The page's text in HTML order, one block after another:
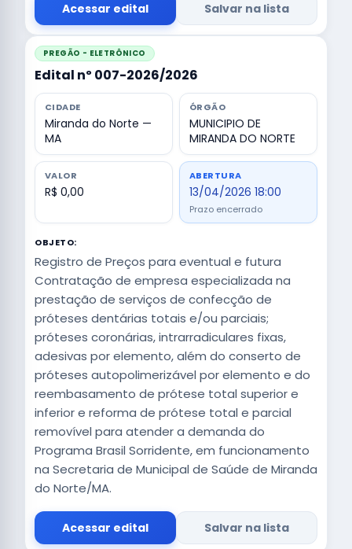
Acessar edital Salvar na lista
PREGÃO - ELETRÔNICO
Edital nº 007-2026/2026
CIDADE
Miranda do Norte —
MA
ÓRGÃO
MUNICIPIO DE
MIRANDA DO NORTE
VALOR
R$ 0,00
ABERTURA
13/04/2026 18:00
Prazo encerrado
OBJETO:
Registro de Preços para eventual e futura
Contratação de empresa especializada na
prestação de serviços de confecção de
próteses dentárias totais e/ou parciais;
próteses coronárias, intrarradiculares fixas,
adesivas por elemento, além do conserto de
próteses autopolimerizável por elemento e do
reembasamento de prótese total superior e
inferior e reforma de prótese total e parcial
removível para atender a demanda do
Programa Brasil Sorridente, em funcionamento
na Secretaria de Municipal de Saúde de Miranda
do Norte/MA.
Acessar edital Salvar na lista